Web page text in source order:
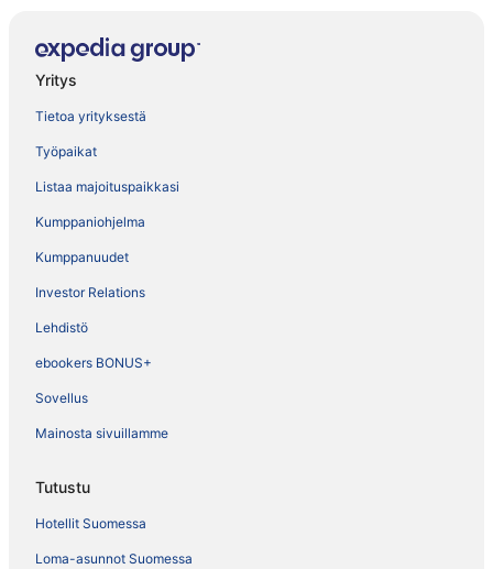
Yritys
Tietoa yrityksestä
Työpaikat
Listaa majoituspaikkasi
Kumppaniohjelma
Kumppanuudet
Investor Relations
Lehdistö
ebookers BONUS+
Sovellus
Mainosta sivuillamme
Tutustu
Hotellit Suomessa
Loma-asunnot Suomessa